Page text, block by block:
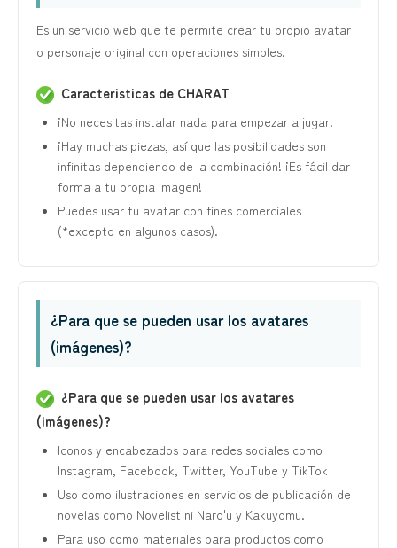
Es un servicio web que te permite crear tu propio avatar
o personaje original con operaciones simples.
Caracteristicas de CHARAT
¡No necesitas instalar nada para empezar a jugar!
¡Hay muchas piezas, así que las posibilidades son
infinitas dependiendo de la combinación! ¡Es fácil dar
forma a tu propia imagen!
Puedes usar tu avatar con fines comerciales
(*excepto en algunos casos).
¿Para que se pueden usar los avatares
(imágenes)?
¿Para que se pueden usar los avatares
(imágenes)?
Iconos y encabezados para redes sociales como
Instagram, Facebook, Twitter, YouTube y TikTok
Uso como ilustraciones en servicios de publicación de
novelas como Novelist ni Naro'u y Kakuyomu.
Para uso como materiales para productos como